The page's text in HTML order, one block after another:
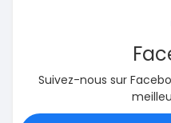
Suivez-nous sur